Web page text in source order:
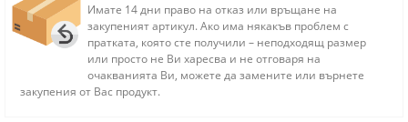
Имате 14 дни право на отказ или връщане на
закупеният артикул. Ако има някакъв проблем с
пратката, която сте получили – неподходящ размер
или просто не Ви харесва и не отговаря на
очакванията Ви, можете да замените или върнете
закупения от Вас продукт.